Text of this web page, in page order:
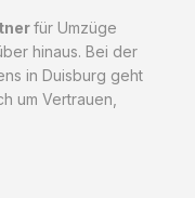
für Umzüge
hinaus. Bei der
in Duisburg geht
um Vertrauen,